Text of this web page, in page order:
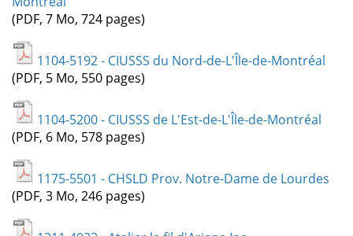
(PDF, 7 Mo, 724 pages)
1104-5192 - CIUSSS du Nord-de-L'Île-de-Montréal
(PDF, 5 Mo, 550 pages)
1104-5200 - CIUSSS de L'Est-de-L'Île-de-Montréal
(PDF, 6 Mo, 578 pages)
1175-5501 - CHSLD Prov. Notre-Dame de Lourdes
(PDF, 3 Mo, 246 pages)